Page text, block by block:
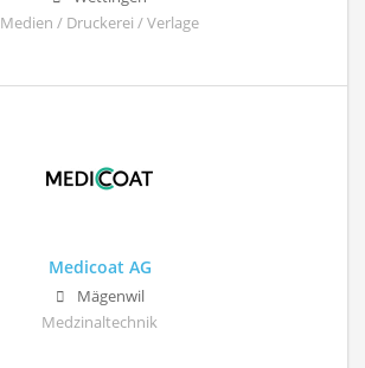
Medien / Druckerei / Verlage
Medicoat AG
Mägenwil
Medzinaltechnik